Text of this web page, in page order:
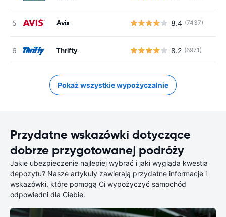
Avis 8.4 (7437)
Thrifty 8.2 (6971)
Pokaż wszystkie wypożyczalnie
Przydatne wskazówki dotyczące
dobrze przygotowanej podróży
Jakie ubezpieczenie najlepiej wybrać i jaki wygląda kwestia
depozytu? Nasze artykuły zawierają przydatne informacje i
wskazówki, które pomogą Ci wypożyczyć samochód
odpowiedni dla Ciebie.